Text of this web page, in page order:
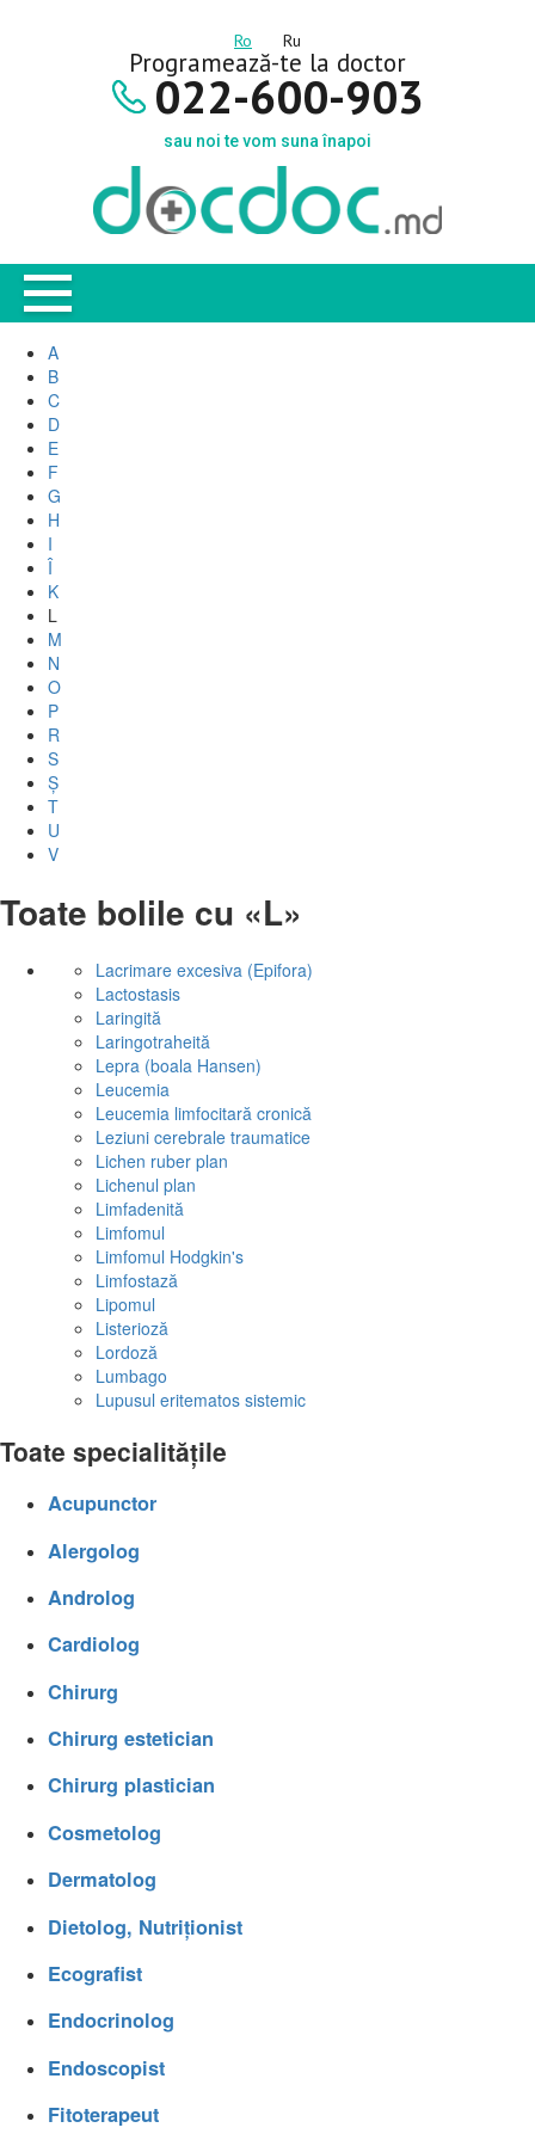
Ro Ru
Programează-te la doctor
022-600-903
sau noi te vom suna înapoi
A
B
C
D
E
F
G
H
I
Î
K
L
M
N
O
P
R
S
Ș
T
U
V
Toate bolile cu «L»
Lacrimare excesiva (Epifora)
Lactostasis
Laringită
Laringotraheită
Lepra (boala Hansen)
Leucemia
Leucemia limfocitară cronică
Leziuni cerebrale traumatice
Lichen ruber plan
Lichenul plan
Limfadenită
Limfomul
Limfomul Hodgkin's
Limfostază
Lipomul
Listerioză
Lordoză
Lumbago
Lupusul eritematos sistemic
Toate specialitățile
Acupunctor
Alergolog
Androlog
Cardiolog
Chirurg
Chirurg estetician
Chirurg plastician
Cosmetolog
Dermatolog
Dietolog, Nutriționist
Ecografist
Endocrinolog
Endoscopist
Fitoterapeut